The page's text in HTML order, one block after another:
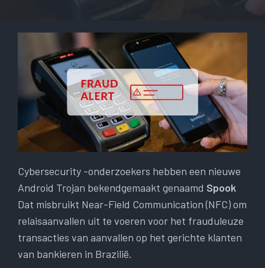
Cybersecurity -onderzoekers hebben een nieuwe
Android Trojan bekendgemaakt genaamd Spook
Dat misbruikt Near-Field Communication (NFC) om
relaisaanvallen uit te voeren voor het frauduleuze
transacties van aanvallen op het gerichte klanten
van bankieren in Brazilië.